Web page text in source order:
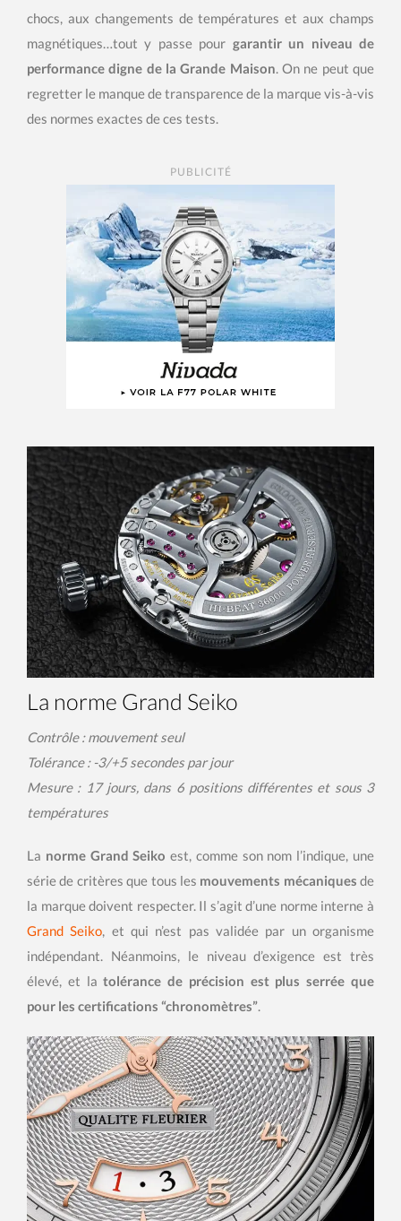
chocs, aux changements de températures et aux champs
magnétiques…tout y passe pour garantir un niveau de
performance digne de la Grande Maison. On ne peut que
regretter le manque de transparence de la marque vis-à-vis
des normes exactes de ces tests.
PUBLICITÉ
La norme Grand Seiko
Contrôle : mouvement seul
Tolérance : -3/+5 secondes par jour
Mesure : 17 jours, dans 6 positions différentes et sous 3
températures
La norme Grand Seiko est, comme son nom l’indique, une
série de critères que tous les mouvements mécaniques de
la marque doivent respecter. Il s’agit d’une norme interne à
Grand Seiko, et qui n’est pas validée par un organisme
indépendant. Néanmoins, le niveau d’exigence est très
élevé, et la tolérance de précision est plus serrée que
pour les certifications “chronomètres”.